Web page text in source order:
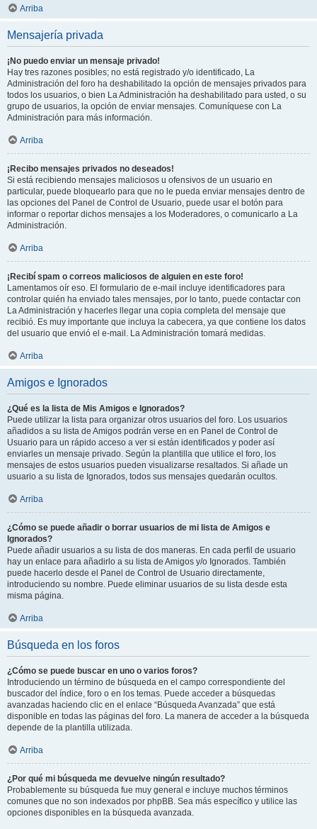
Arriba
Mensajería privada
¡No puedo enviar un mensaje privado!
Hay tres razones posibles; no está registrado y/o identificado, La
Administración del foro ha deshabilitado la opción de mensajes privados para
todos los usuarios, o bien La Administración ha deshabilitado para usted, o su
grupo de usuarios, la opción de enviar mensajes. Comuníquese con La
Administración para más información.
Arriba
¡Recibo mensajes privados no deseados!
Si está recibiendo mensajes maliciosos u ofensivos de un usuario en
particular, puede bloquearlo para que no le pueda enviar mensajes dentro de
las opciones del Panel de Control de Usuario, puede usar el botón para
informar o reportar dichos mensajes a los Moderadores, o comunicarlo a La
Administración.
Arriba
¡Recibí spam o correos maliciosos de alguien en este foro!
Lamentamos oír eso. El formulario de e-mail incluye identificadores para
controlar quién ha enviado tales mensajes, por lo tanto, puede contactar con
La Administración y hacerles llegar una copia completa del mensaje que
recibió. Es muy importante que incluya la cabecera, ya que contiene los datos
del usuario que envió el e-mail. La Administración tomará medidas.
Arriba
Amigos e Ignorados
¿Qué es la lista de Mis Amigos e Ignorados?
Puede utilizar la lista para organizar otros usuarios del foro. Los usuarios
añadidos a su lista de Amigos podrán verse en en Panel de Control de
Usuario para un rápido acceso a ver si están identificados y poder así
enviarles un mensaje privado. Según la plantilla que utilice el foro, los
mensajes de estos usuarios pueden visualizarse resaltados. Si añade un
usuario a su lista de Ignorados, todos sus mensajes quedarán ocultos.
Arriba
¿Cómo se puede añadir o borrar usuarios de mi lista de Amigos e
Ignorados?
Puede añadir usuarios a su lista de dos maneras. En cada perfil de usuario
hay un enlace para añadirlo a su lista de Amigos y/o Ignorados. También
puede hacerlo desde el Panel de Control de Usuario directamente,
introduciendo su nombre. Puede eliminar usuarios de su lista desde esta
misma página.
Arriba
Búsqueda en los foros
¿Cómo se puede buscar en uno o varios foros?
Introduciendo un término de búsqueda en el campo correspondiente del
buscador del índice, foro o en los temas. Puede acceder a búsquedas
avanzadas haciendo clic en el enlace “Búsqueda Avanzada” que está
disponible en todas las páginas del foro. La manera de acceder a la búsqueda
depende de la plantilla utilizada.
Arriba
¿Por qué mi búsqueda me devuelve ningún resultado?
Probablemente su búsqueda fue muy general e incluye muchos términos
comunes que no son indexados por phpBB. Sea más específico y utilice las
opciones disponibles en la búsqueda avanzada.